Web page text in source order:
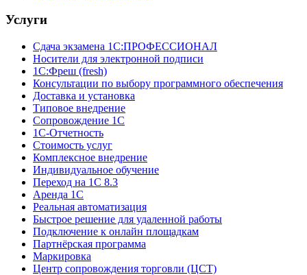
Услуги
Сдача экзамена 1С:ПРОФЕССИОНАЛ
Носители для электронной подписи
1С:Фреш (fresh)
Консультации по выбору программного обеспечения
Доставка и установка
Типовое внедрение
Сопровождение 1С
1С-Отчетность
Стоимость услуг
Комплексное внедрение
Индивидуальное обучение
Переход на 1С 8.3
Аренда 1С
Реальная автоматизация
Быстрое решение для удаленной работы
Подключение к онлайн площадкам
Партнёрская программа
Маркировка
Центр сопровождения торговли (ЦСТ)